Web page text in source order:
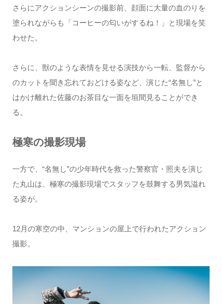
さらにアクションシーンの撮影前、顔面に大量の血のりを
塗られながらも「コーヒーの匂いがするね！」と現場を笑
わせた。
さらに、獣のような表情を見せる演技から一転、監督から
のカットを聞き忘れておどける姿など、演じた“名無し”と
はかけ離れた佐藤のお茶目な一面を垣間見ることができ
る。
極寒の撮影現場
一方で、“名無し”の少年時代を救った警察官・照夫を演じ
た丸山は、極寒の撮影現場でスタッフを鼓舞する男気溢れ
る姿が。
12月の寒空の中、マンションの屋上で行われたアクション
撮影。